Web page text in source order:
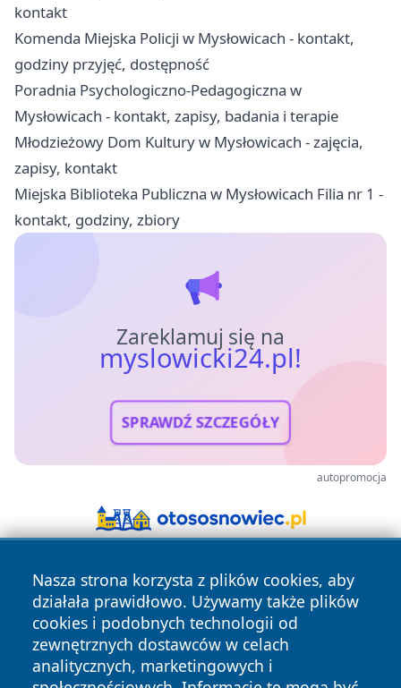
kontakt
Komenda Miejska Policji w Mysłowicach - kontakt,
godziny przyjęć, dostępność
Poradnia Psychologiczno-Pedagogiczna w
Mysłowicach - kontakt, zapisy, badania i terapie
Młodzieżowy Dom Kultury w Mysłowicach - zajęcia,
zapisy, kontakt
Miejska Biblioteka Publiczna w Mysłowicach Filia nr 1 -
kontakt, godziny, zbiory
Zareklamuj się na
myslowicki24.pl!
SPRAWDŹ SZCZEGÓŁY
autopromocja
Nasza strona korzysta z plików cookies, aby
działała prawidłowo. Używamy także plików
cookies i podobnych technologii od
zewnętrznych dostawców w celach
analitycznych, marketingowych i
Copyright © 2026 myslowicki24.pl Wszystkie prawa